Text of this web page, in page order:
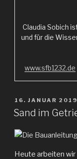
Claudia Sobich
und für die
www.sfb1232.de
AM
16. JANUAR 2019
Sand im
Heute arbeiten